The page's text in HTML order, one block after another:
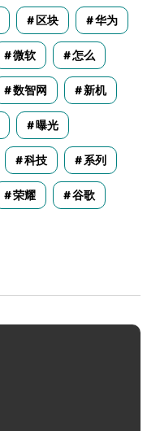
区块 华为
微软 怎么
数智网 新机
曝光
科技 系列
荣耀 谷歌